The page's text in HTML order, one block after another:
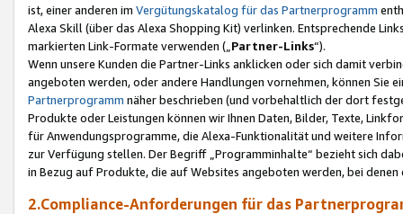
ist, einer anderen im Vergütungskatalog für das Partnerprogramm
Alexa Skill (über das Alexa Shopping Kit) verlinken. Entsprechende
markierten Link-Formate verwenden („ Partner-Links“).
Wenn unsere Kunden die Partner-Links anklicken oder sich damit
angeboten werden, oder andere Handlungen vornehmen, können Sie
Partnerprogramm näher beschrieben (und vorbehaltlich der dort
Produkte oder Leistungen können wir Ihnen Daten, Bilder, Texte,
für Anwendungsprogramme, die Alexa-Funktionalität und weitere
zur Verfügung stellen. Der Begriff „Programminhalte“ bezieht sich
in Bezug auf Produkte, die auf Websites angeboten werden, bei
2.Compliance-Anforderungen für das